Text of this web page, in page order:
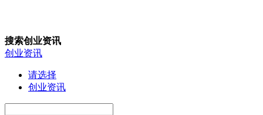
搜索创业资讯
创业资讯
请选择
创业资讯